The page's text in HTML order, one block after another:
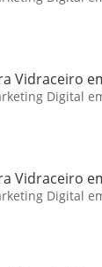
Vidraceiro
Digital
Vidraceiro
Digital